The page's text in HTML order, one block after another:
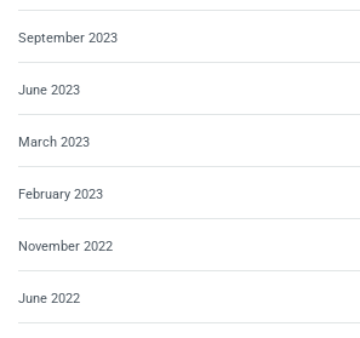
September 2023
June 2023
March 2023
February 2023
November 2022
June 2022